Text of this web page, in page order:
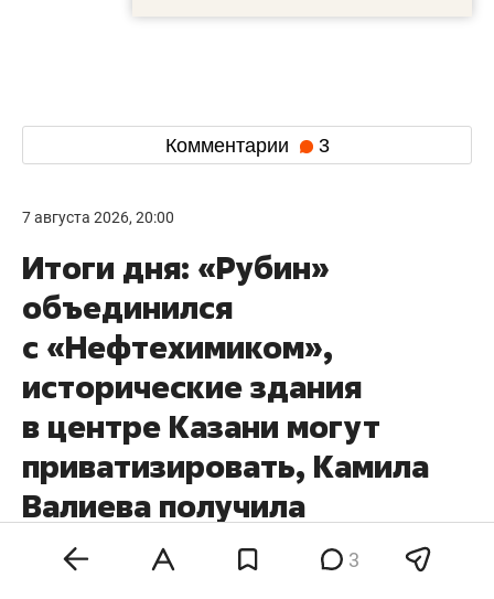
Комментарии 3
7 августа 2026, 20:00
Итоги дня: «Рубин»
объединился
с «Нефтехимиком»,
исторические здания
в центре Казани могут
приватизировать, Камила
Валиева получила
нейтральный статус 3